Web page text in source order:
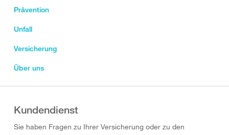
Prävention
Unfall
Versicherung
Über uns
Kundendienst
Sie haben Fragen zu Ihrer Versicherung oder zu den